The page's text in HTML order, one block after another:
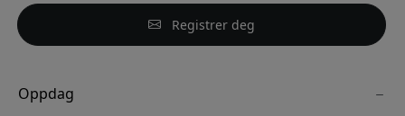
Registrer deg
Oppdag